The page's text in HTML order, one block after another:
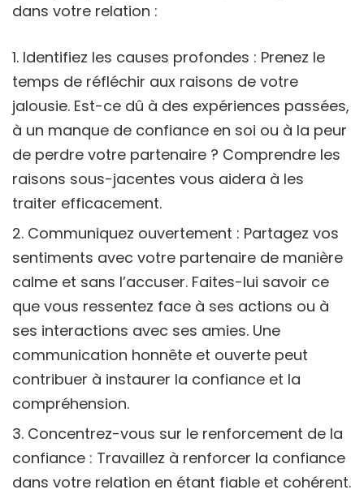
dans votre relation :
Identifiez les causes profondes : Prenez le
temps de réfléchir aux raisons de votre
jalousie. Est-ce dû à des expériences passées,
à un manque de confiance en soi ou à la peur
de perdre votre partenaire ? Comprendre les
raisons sous-jacentes vous aidera à les
traiter efficacement.
Communiquez ouvertement : Partagez vos
sentiments avec votre partenaire de manière
calme et sans l’accuser. Faites-lui savoir ce
que vous ressentez face à ses actions ou à
ses interactions avec ses amies. Une
communication honnête et ouverte peut
contribuer à instaurer la confiance et la
compréhension.
Concentrez-vous sur le renforcement de la
confiance : Travaillez à renforcer la confiance
dans votre relation en étant fiable et cohérent.